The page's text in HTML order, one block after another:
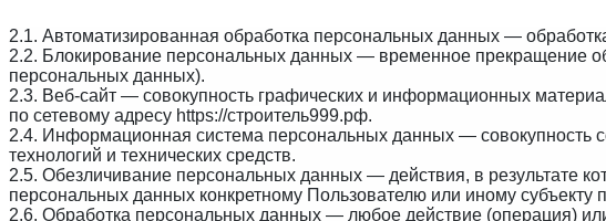
2.1. Автоматизированная обработка персональных данных —
2.2. Блокирование персональных данных — временное прекращение
персональных данных).
2.3. Веб-сайт — совокупность графических и информационных
по сетевому адресу https://строитель999.рф.
2.4. Информационная система персональных данных —
технологий и технических средств.
2.5. Обезличивание персональных данных — действия, в результате
персональных данных конкретному Пользователю или иному субъекту
2.6. Обработка персональных данных — любое действие (операция)